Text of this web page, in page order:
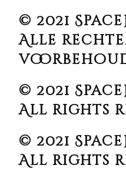
© 2021
Alle
© 2021
All rights
© 2021
All rights